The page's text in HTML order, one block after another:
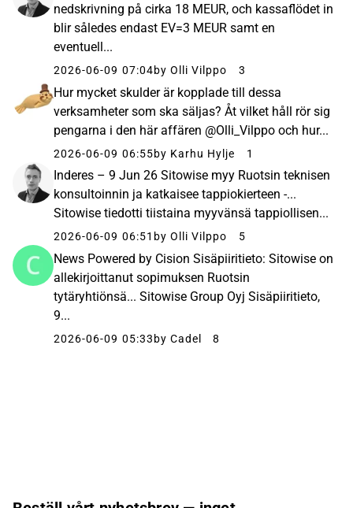
nedskrivning på cirka 18 MEUR, och kassaflödet in
blir således endast EV=3 MEUR samt en
eventuell...
2026-06-09 07:04by Olli Vilppo 3
Hur mycket skulder är kopplade till dessa
verksamheter som ska säljas? Åt vilket håll rör sig
pengarna i den här affären @Olli_Vilppo och hur...
2026-06-09 06:55by Karhu Hylje 1
Inderes – 9 Jun 26 Sitowise myy Ruotsin teknisen
konsultoinnin ja katkaisee tappiokierteen -...
Sitowise tiedotti tiistaina myyvänsä tappiollisen...
2026-06-09 06:51 by Olli Vilppo 5
News Powered by Cision Sisäpiiritieto: Sitowise on
allekirjoittanut sopimuksen Ruotsin
tytäryhtiönsä... Sitowise Group Oyj Sisäpiiritieto,
9...
2026-06-09 05:33 by Cadel 8